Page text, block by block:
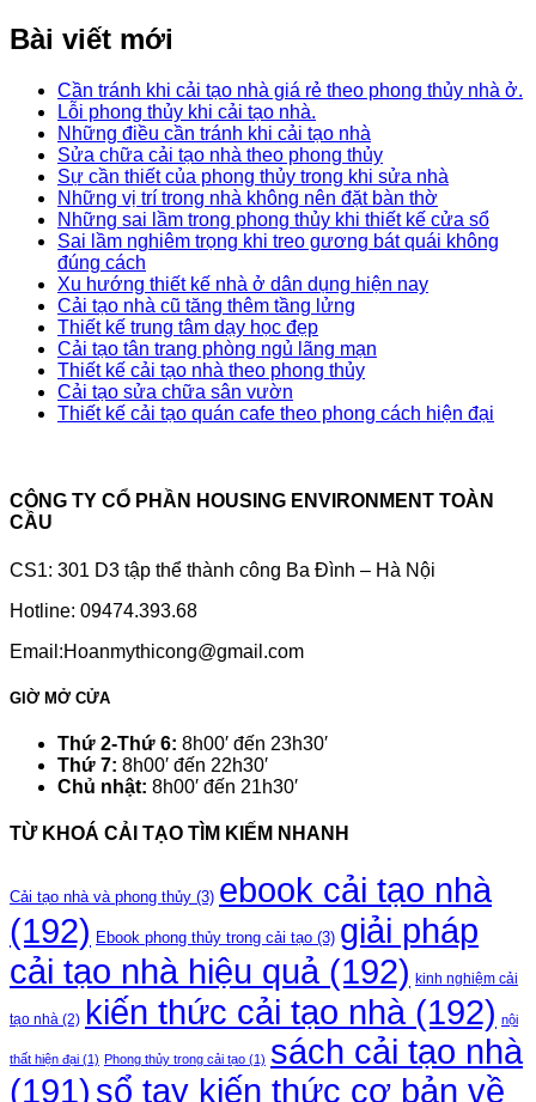
Bài viết mới
Cần tránh khi cải tạo nhà giá rẻ theo phong thủy nhà ở.
Lỗi phong thủy khi cải tạo nhà.
Những điều cần tránh khi cải tạo nhà
Sửa chữa cải tạo nhà theo phong thủy
Sự cần thiết của phong thủy trong khi sửa nhà
Những vị trí trong nhà không nên đặt bàn thờ
Những sai lầm trong phong thủy khi thiết kế cửa sổ
Sai lầm nghiêm trọng khi treo gương bát quái không
đúng cách
Xu hướng thiết kế nhà ở dân dụng hiện nay
Cải tạo nhà cũ tăng thêm tầng lửng
Thiết kế trung tâm dạy học đẹp
Cải tạo tân trang phòng ngủ lãng mạn
Thiết kế cải tạo nhà theo phong thủy
Cải tạo sửa chữa sân vườn
Thiết kế cải tạo quán cafe theo phong cách hiện đại
CÔNG TY CỔ PHẦN HOUSING ENVIRONMENT TOÀN
CẦU
CS1: 301 D3 tập thể thành công Ba Đình – Hà Nội
Hotline: 09474.393.68
Email:Hoanmythicong@gmail.com
GIỜ MỞ CỬA
Thứ 2-Thứ 6: 8h00′ đến 23h30′
Thứ 7: 8h00′ đến 22h30′
Chủ nhật: 8h00′ đến 21h30′
TỪ KHOÁ CẢI TẠO TÌM KIẾM NHANH
Cải tạo nhà và phong thủy (3) ebook cải tạo nhà
(192) Ebook phong thủy trong cải tạo (3) giải pháp
cải tạo nhà hiệu quả(192) kinh nghiệm cải
tạo nhà (2) kiến thức cải tạo nhà(192) nội
thất hiện đại (1) Phong thủy trong cải tạo (1) sách cải tạo nhà
(191) sổ tay kiến thức cơ bản về